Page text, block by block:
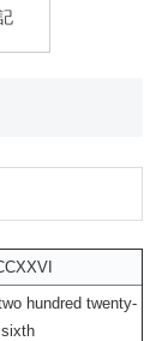
hundred twenty-
sixth